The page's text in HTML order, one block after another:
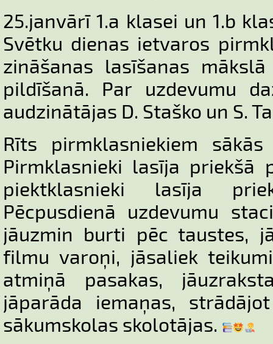
25.janvārī 1.a klasei un 1.b
Svētku dienas ietvaros
zināšanas lasīšanas
pildīšanā. Par uzdevumu
audzinātājas D. Staško un S.
Rīts pirmklasniekiem
Pirmklasnieki lasīja priekšā
piektklasnieki lasīja
Pēcpusdienā uzdevumu
jāuzmin burti pēc taustes,
filmu varoņi, jāsaliek
atmiņā pasakas,
jāparāda iemaņas,
sākumskolas skolotājas.